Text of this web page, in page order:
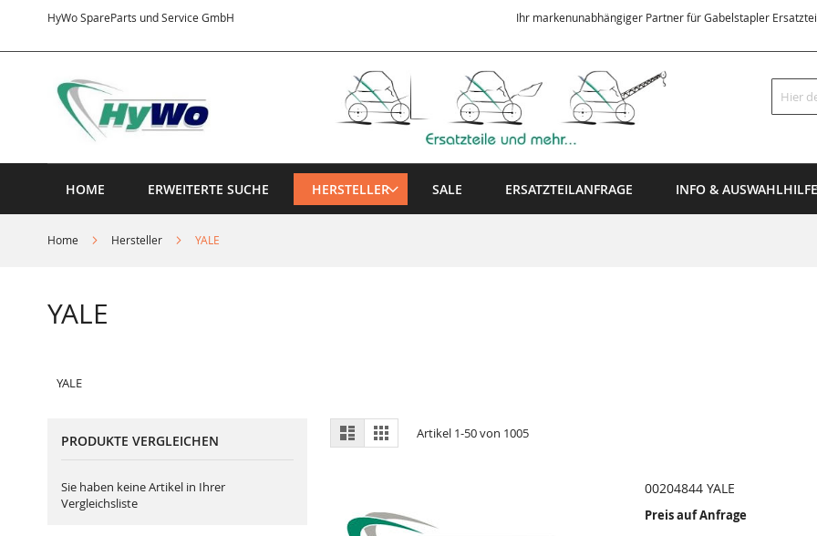
HyWo SpareParts und Service GmbH
Inhalt
Ihr markenunabhängiger Partner für Gabelstapler
Suche
HOME ERWEITERTE SUCHE HERSTELLER SALE ERSATZTEILANFRAGE INFO & AUSWAHLHILFE
Home Hersteller YALE
YALE
YALE
Ansicht
als
Liste GitterArtikel 1-50von 1005
00204844 YALE
Preis auf Anfrage
PRODUKTE VERGLEICHEN
Sie haben keine Artikel in Ihrer
Vergleichsliste